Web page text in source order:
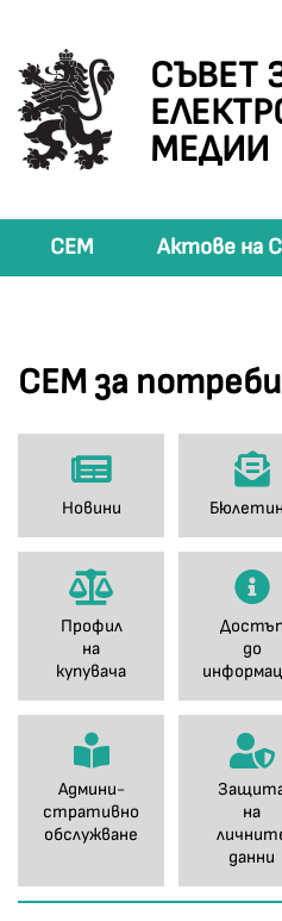
СЪВЕТ
МЕДИИ
СЕМ Актове на
СЕМ за
Новини
Профил
на
купувача
до
Админи-
стративно
обслужване
на
данни